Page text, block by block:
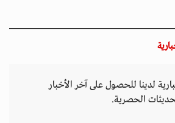
لدينا للحصول على آخر الأخبار
الحصرية.